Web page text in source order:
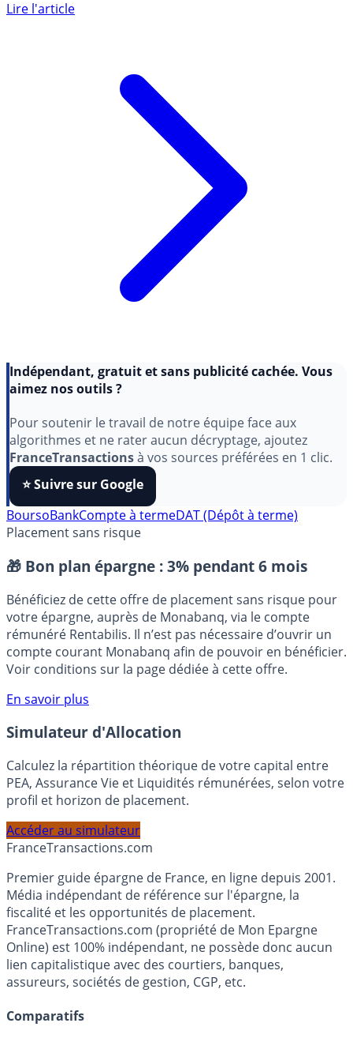
janvier 2024, BoursoBank a franchi le cap des 7 millions
aimez nos outils ?
Pour soutenir le travail de notre équipe face aux
algorithmes et ne rater aucun décryptage, ajoutez
FranceTransactionsà vos sources préférées en 1 clic.
⭐️ Suivre sur Google
Placement sans risque
🎁 Bon plan épargne : 3% pendant 6 mois
Bénéficiez de cette offre de placement sans risque pour
votre épargne, auprès de Monabanq, via le compte
rémunéré Rentabilis. Il n’est pas nécessaire d’ouvrir un
Voir conditions sur la page dédiée à cette offre.
En savoir plus
Simulateur d'Allocation
Calculez la répartition théorique de votre capital entre
profil et horizon de placement.
FranceTransactions.com
Premier guide épargne de France, en ligne depuis 2001.
Média indépendant de référence sur l'épargne, la
fiscalité et les opportunités de placement.
FranceTransactions.com (propriété de Mon Epargne
Online) est 100% indépendant, ne possède donc aucun
assureurs, sociétés de gestion, CGP, etc.